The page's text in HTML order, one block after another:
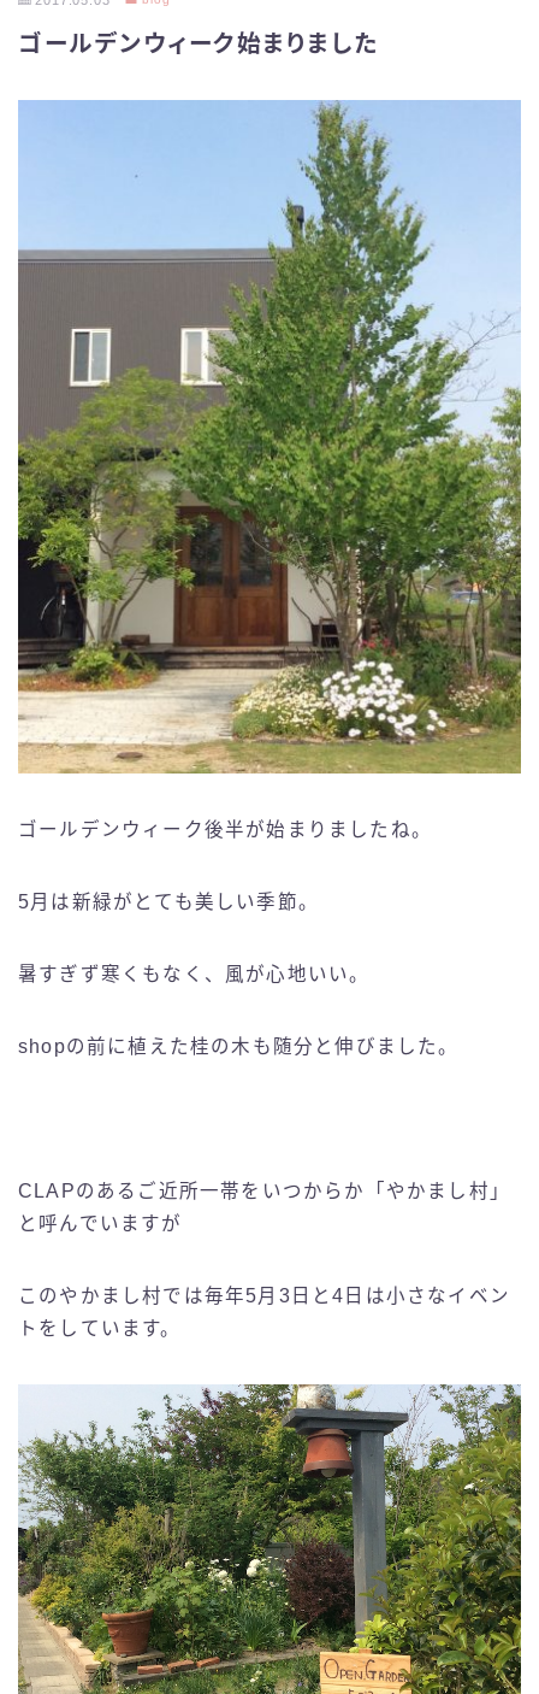
ゴールデンウィーク始まりました
ゴールデンウィーク後半が始まりましたね。
5月は新緑がとても美しい季節。
暑すぎず寒くもなく、風が心地いい。
shopの前に植えた桂の木も随分と伸びました。
CLAPのあるご近所一帯をいつからか「やかまし村」
と呼んでいますが
このやかまし村では毎年5月3日と4日は小さなイベン
トをしています。